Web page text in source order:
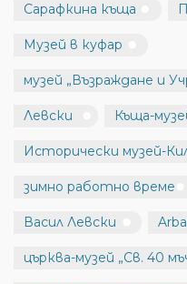
Сарафкина къща
Музей в куфар
музей „Възраждане и
Левски Къща-
Исторически музей-
зимно работно време
Васил Левски
църква-музей „Св. 40